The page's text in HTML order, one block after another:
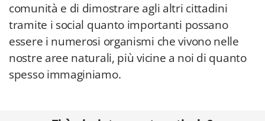
comunità e di dimostrare agli altri cittadini
tramite i social quanto importanti possano
essere i numerosi organismi che vivono nelle
nostre aree naturali, più vicine a noi di quanto
spesso immaginiamo.